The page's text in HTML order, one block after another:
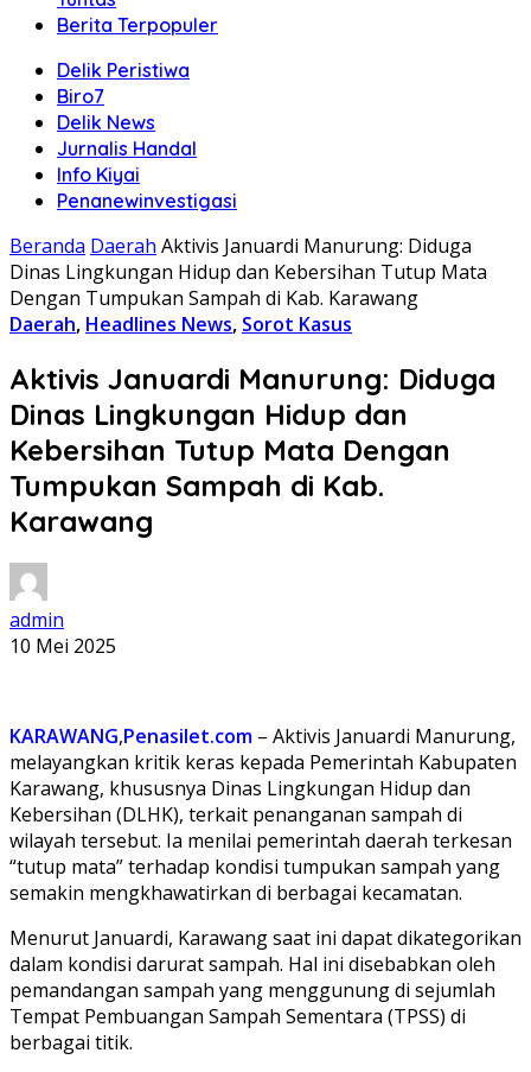
Berita Terpopuler
Delik Peristiwa
Biro7
Delik News
Jurnalis Handal
Info Kiyai
Penanewinvestigasi
Beranda Daerah Aktivis Januardi Manurung: Diduga
Dinas Lingkungan Hidup dan Kebersihan Tutup Mata
Dengan Tumpukan Sampah di Kab. Karawang
Daerah, Headlines News, Sorot Kasus
Aktivis Januardi Manurung: Diduga
Dinas Lingkungan Hidup dan
Kebersihan Tutup Mata Dengan
Tumpukan Sampah di Kab.
Karawang
admin
10 Mei 2025
KARAWANG,Penasilet.com – Aktivis Januardi Manurung,
melayangkan kritik keras kepada Pemerintah Kabupaten
Karawang, khususnya Dinas Lingkungan Hidup dan
Kebersihan (DLHK), terkait penanganan sampah di
wilayah tersebut. Ia menilai pemerintah daerah terkesan
“tutup mata” terhadap kondisi tumpukan sampah yang
semakin mengkhawatirkan di berbagai kecamatan.
Menurut Januardi, Karawang saat ini dapat dikategorikan
dalam kondisi darurat sampah. Hal ini disebabkan oleh
pemandangan sampah yang menggunung di sejumlah
Tempat Pembuangan Sampah Sementara (TPSS) di
berbagai titik.